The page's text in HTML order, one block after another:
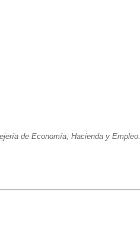
de Economía, Hacienda y Empleo.